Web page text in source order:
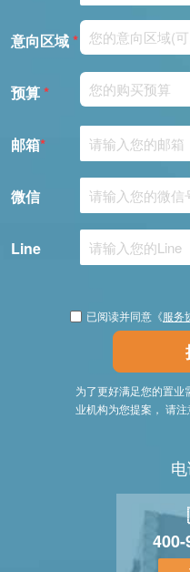
意向区域* 您的意向区域(
预算* 您的购买预算
邮箱*
微信
Line
已阅读并同意《服务
为了更好满足您的置
业机构为您提案， 请